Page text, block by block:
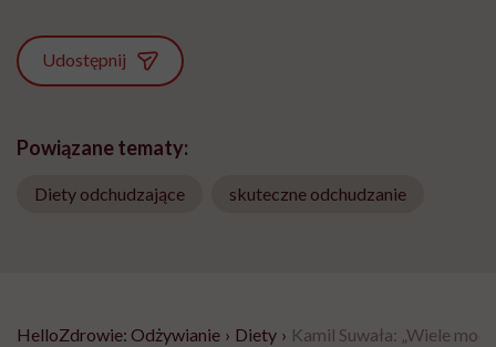
Udostępnij
Powiązane tematy:
Diety odchudzające skuteczne odchudzanie
HelloZdrowie: Odżywianie › Diety › Kamil Suwała: „Wiele